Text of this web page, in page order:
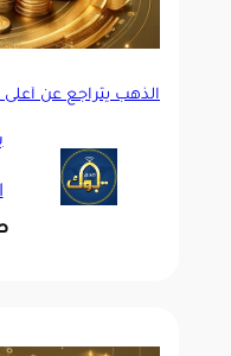
الذهب يتراجع عن